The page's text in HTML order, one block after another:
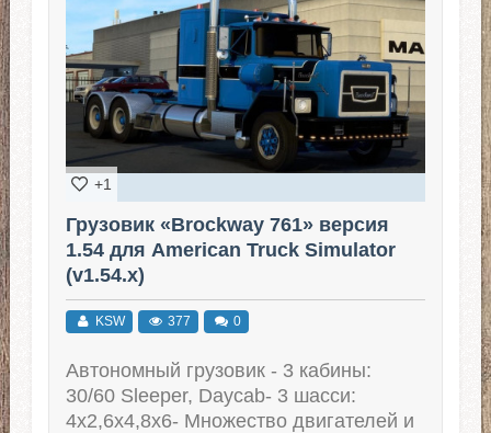
+1
Грузовик «Brockway 761» версия
1.54 для American Truck Simulator
(v1.54.x)
KSW 377 0
Автономный грузовик - 3 кабины:
30/60 Sleeper, Daycab- 3 шасси:
4x2,6x4,8x6- Множество двигателей и